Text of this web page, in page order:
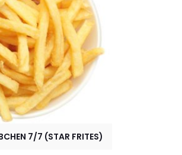
7/7 (STAR FRITES)